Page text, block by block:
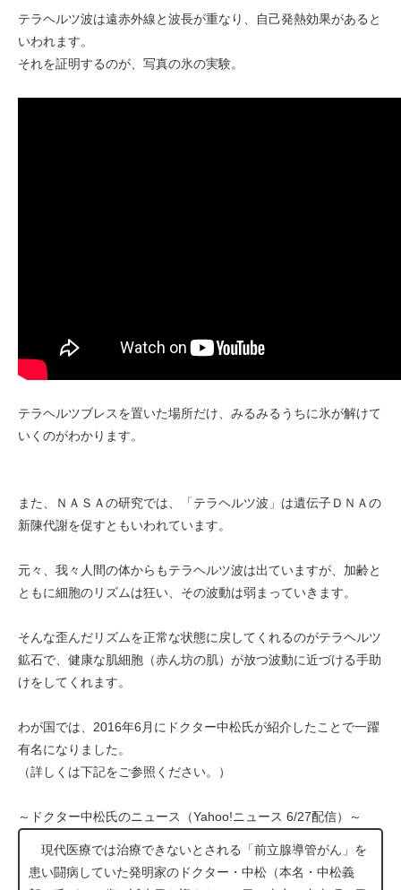
テラヘルツ波は遠赤外線と波長が重なり、自己発熱効果があると
いわれます。
それを証明するのが、写真の氷の実験。
テラヘルツブレスを置いた場所だけ、みるみるうちに氷が解けて
いくのがわかります。
また、ＮＡＳＡの研究では、「テラヘルツ波」は遺伝子ＤＮＡの
新陳代謝を促すともいわれています。
元々、我々人間の体からもテラヘルツ波は出ていますが、加齢と
ともに細胞のリズムは狂い、その波動は弱まっていきます。
そんな歪んだリズムを正常な状態に戻してくれるのがテラヘルツ
鉱石で、健康な肌細胞（赤ん坊の肌）が放つ波動に近づける手助
けをしてくれます。
わが国では、2016年6月にドクター中松氏が紹介したことで一躍
有名になりました。
（詳しくは下記をご参照ください。）
～ドクター中松氏のニュース（Yahoo!ニュース 6/27配信）～
現代医療では治療できないとされる「前立腺導管がん」を
患い闘病していた発明家のドクター・中松（本名・中松義